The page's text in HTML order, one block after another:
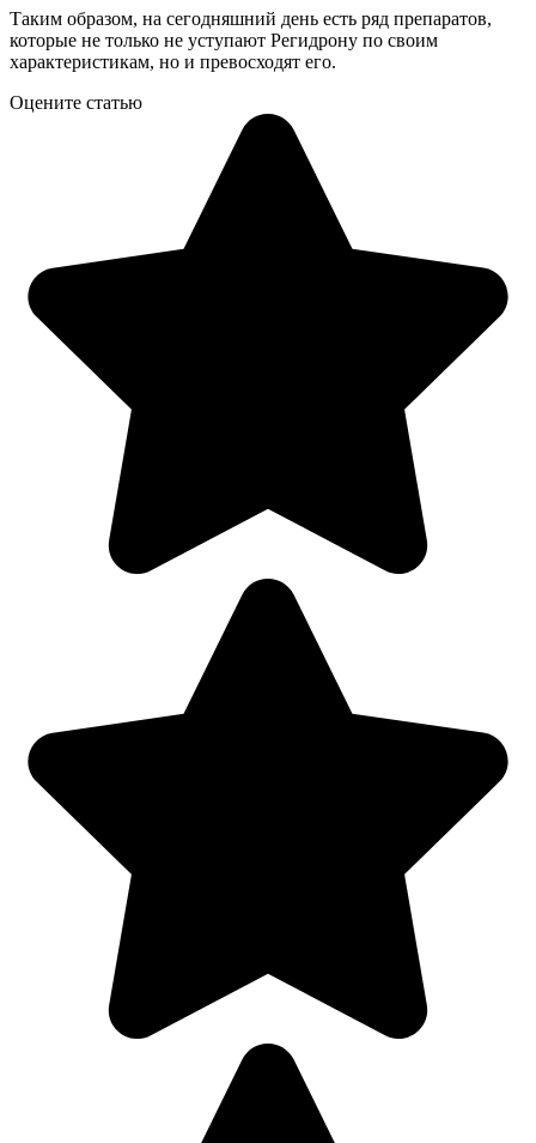
Таким образом, на сегодняшний день есть ряд препаратов,
которые не только не уступают Регидрону по своим
характеристикам, но и превосходят его.
Оцените статью